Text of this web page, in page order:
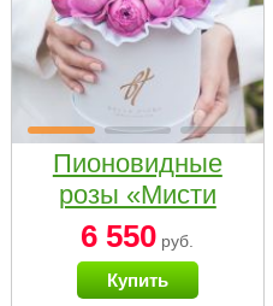
Пионовидные
розы «Мисти
бабблс» в белой
коробке Small
6 550 руб.
Купить